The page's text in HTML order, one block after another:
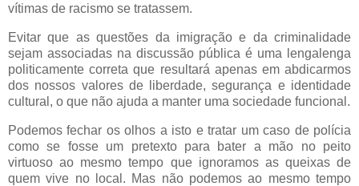
vítimas de racismo se tratassem.
Evitar que as questões da imigração e da criminalidade
sejam associadas na discussão pública é uma lengalenga
politicamente correta que resultará apenas em abdicarmos
dos nossos valores de liberdade, segurança e identidade
cultural, o que não ajuda a manter uma sociedade funcional.
Podemos fechar os olhos a isto e tratar um caso de polícia
como se fosse um pretexto para bater a mão no peito
virtuoso ao mesmo tempo que ignoramos as queixas de
quem vive no local. Mas não podemos ao mesmo tempo